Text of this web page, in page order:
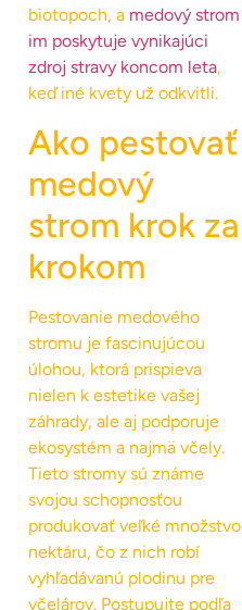
biotopoch, a medový strom
im poskytuje vynikajúci
zdroj stravy koncom leta,
keď iné kvety už odkvitli.
Ako pestovať
medový
strom krok za
krokom
Pestovanie medového
stromu je fascinujúcou
úlohou, ktorá prispieva
nielen k estetike vašej
záhrady, ale aj podporuje
ekosystém a najmä včely.
Tieto stromy sú známe
svojou schopnosťou
produkovať veľké množstvo
nektáru, čo z nich robí
vyhľadávanú plodinu pre
včelárov. Postupujte podľa